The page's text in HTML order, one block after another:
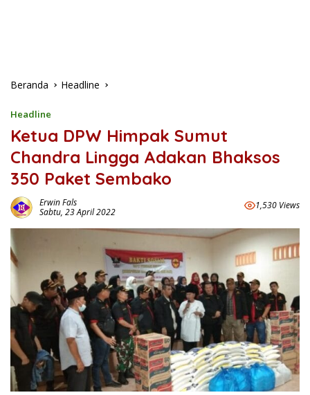
Beranda Headline
Headline
Ketua DPW Himpak Sumut
Chandra Lingga Adakan Bhaksos
350 Paket Sembako
Erwin Fals
Sabtu, 23 April 2022
1,530 Views